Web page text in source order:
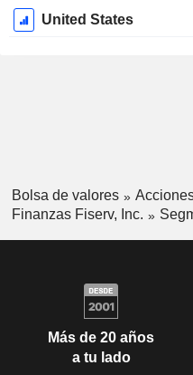
United States
Bolsa de valores
Finanzas Fiserv, Inc.
Más de 20 años
a tu lado